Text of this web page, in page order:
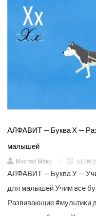
АЛФАВИТ — Буква Х —
малышей
Мистер Макс /
АЛФАВИТ — Буква У —
для малышей Учим все
Развивающие